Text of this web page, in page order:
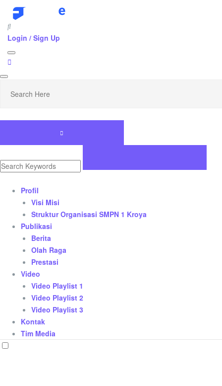
Login / Sign Up
Profil
Visi Misi
Struktur Organisasi SMPN 1 Kroya
Publikasi
Berita
Olah Raga
Prestasi
Video
Video Playlist 1
Video Playlist 2
Video Playlist 3
Kontak
Tim Media